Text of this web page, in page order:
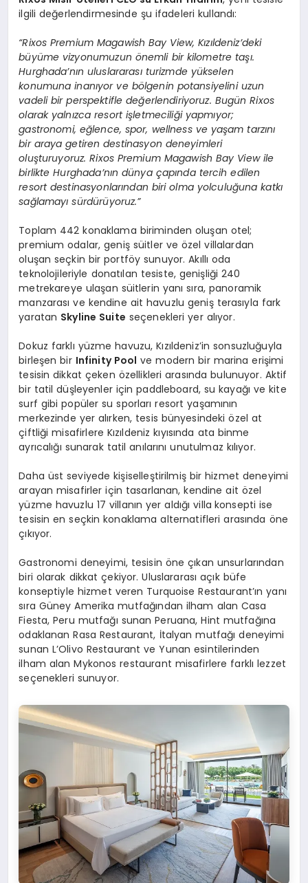
ilgili değerlendirmesinde şu ifadeleri kullandı:
“Rixos Premium Magawish Bay View, Kızıldeniz’deki
büyüme vizyonumuzun önemli bir kilometre taşı.
Hurghada’nın uluslararası turizmde yükselen
konumuna inanıyor ve bölgenin potansiyelini uzun
vadeli bir perspektifle değerlendiriyoruz. Bugün Rixos
olarak yalnızca resort işletmeciliği yapmıyor;
gastronomi, eğlence, spor, wellness ve yaşam tarzını
bir araya getiren destinasyon deneyimleri
oluşturuyoruz. Rixos Premium Magawish Bay View ile
birlikte Hurghada’nın dünya çapında tercih edilen
resort destinasyonlarından biri olma yolculuğuna katkı
sağlamayı sürdürüyoruz.”
Toplam 442 konaklama biriminden oluşan otel;
premium odalar, geniş süitler ve özel villalardan
oluşan seçkin bir portföy sunuyor. Akıllı oda
teknolojileriyle donatılan tesiste, genişliği 240
metrekareye ulaşan süitlerin yanı sıra, panoramik
manzarası ve kendine ait havuzlu geniş terasıyla fark
yaratan Skyline Suite seçenekleri yer alıyor.
Dokuz farklı yüzme havuzu, Kızıldeniz’in sonsuzluğuyla
birleşen bir Infinity Pool ve modern bir marina erişimi
tesisin dikkat çeken özellikleri arasında bulunuyor. Aktif
bir tatil düşleyenler için paddleboard, su kayağı ve kite
surf gibi popüler su sporları resort yaşamının
merkezinde yer alırken, tesis bünyesindeki özel at
çiftliği misafirlere Kızıldeniz kıyısında ata binme
ayrıcalığı sunarak tatil anılarını unutulmaz kılıyor.
Daha üst seviyede kişiselleştirilmiş bir hizmet deneyimi
arayan misafirler için tasarlanan, kendine ait özel
yüzme havuzlu 17 villanın yer aldığı villa konsepti ise
tesisin en seçkin konaklama alternatifleri arasında öne
çıkıyor.
Gastronomi deneyimi, tesisin öne çıkan unsurlarından
biri olarak dikkat çekiyor. Uluslararası açık büfe
konseptiyle hizmet veren Turquoise Restaurant’ın yanı
sıra Güney Amerika mutfağından ilham alan Casa
Fiesta, Peru mutfağı sunan Peruana, Hint mutfağına
odaklanan Rasa Restaurant, İtalyan mutfağı deneyimi
sunan L’Olivo Restaurant ve Yunan esintilerinden
ilham alan Mykonos restaurant misafirlere farklı lezzet
seçenekleri sunuyor.